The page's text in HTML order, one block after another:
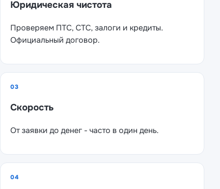
Юридическая чистота
Проверяем ПТС, СТС, залоги и кредиты.
Официальный договор.
03
Скорость
От заявки до денег - часто в один день.
04